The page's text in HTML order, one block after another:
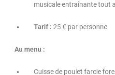
musicale entraînante tout
Tarif : 25 € par personne
Au menu :
Cuisse de poulet farcie